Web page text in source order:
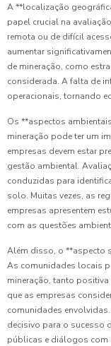
A **localização
papel crucial na
remota ou de difícil
aumentar
de mineração, como
considerada. A falta de
operacionais, tornando
Os **aspectos
mineração pode ter um
empresas devem estar
gestão ambiental.
conduzidas para
solo. Muitas vezes, as
empresas apresentem
com as questões
Além disso, o **aspecto
As comunidades locais
mineração, tanto
que as empresas
comunidades
decisivo para o sucesso
públicas e diálogos com